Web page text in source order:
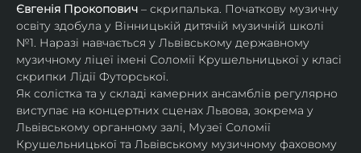
Євгенія Прокопович – скрипалька. Початкову музичну
освіту здобула у Вінницькій дитячій музичній школі
№1. Наразі навчається у Львівському державному
музичному ліцеї імені Соломії Крушельницької у класі
скрипки Лідії Футорської.
Як солістка та у складі камерних ансамблів регулярно
виступає на концертних сценах Львова, зокрема у
Львівському органному залі, Музеї Соломії
Крушельницької та Львівському музичному фаховому